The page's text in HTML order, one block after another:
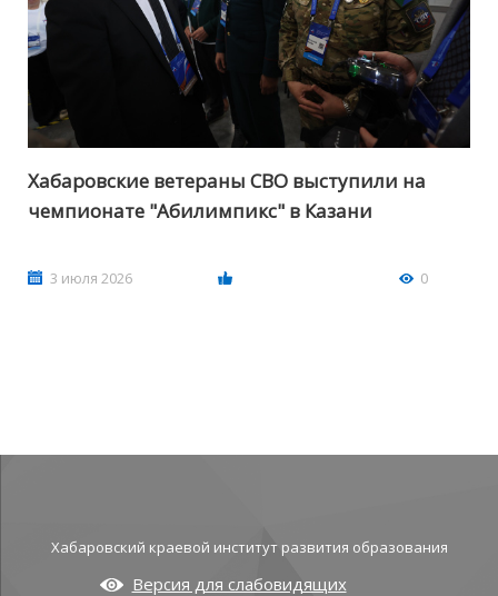
Хабаровские ветераны СВО выступили на
чемпионате "Абилимпикс" в Казани
3 июля 2026 0
Хабаровский краевой институт развития образования
Версия для слабовидящих